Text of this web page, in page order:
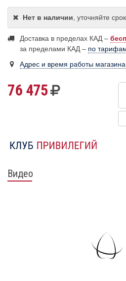
Нет в наличии , уточняйте
Доставка в пределах КАД –
за пределами КАД – по
Адрес и время работы магазина
76 475
Видео